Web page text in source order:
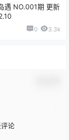
遇 NO.001期 更新
0 3.3k
论